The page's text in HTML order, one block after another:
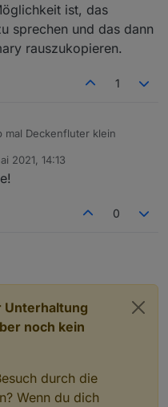
ist, das
sprechen und das dann
rauszukopieren.
1
mal Deckenfluter klein
2021, 14:13
0
Unterhaltung
noch kein
durch die
Wenn du dich